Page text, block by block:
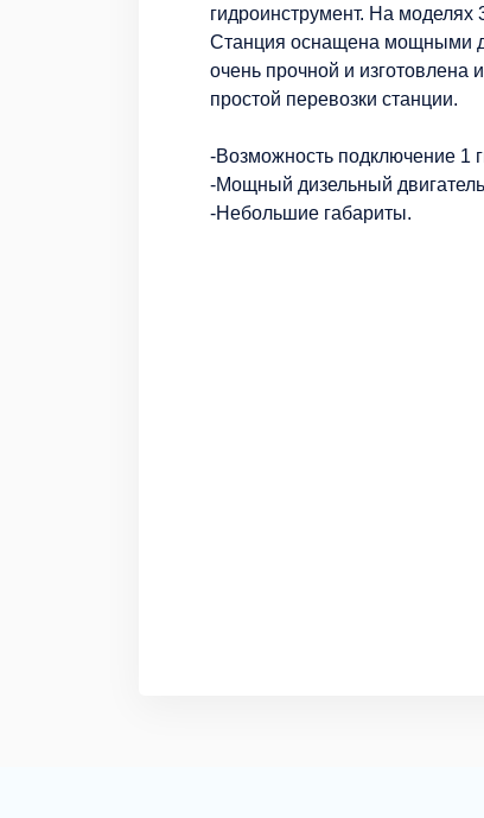
гидроинструмент. На
Станция оснащена мощными
очень прочной и изготовлена
простой перевозки станции.
-Возможность подключение 1
-Мощный дизельный
-Небольшие габариты.